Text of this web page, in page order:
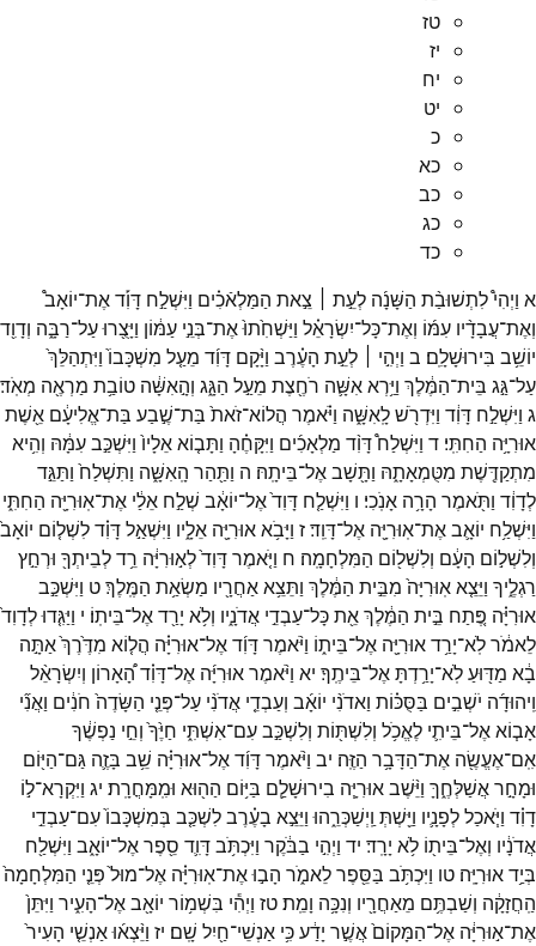
טז
יז
יח
יט
כ
כא
כב
כג
כד
א וַיְהִי֩לִתְשׁוּבַ֨ת הַשָּׁנָ֜ה לְעֵ֣ת ׀ צֵ֣את הַמַּלְאֿכִ֗ים וַיִּשְׁלַ֣ח דָּוִ֡דאֶת־יוֹאָב֩
וְאֶת־עֲבָדָ֨יו עִמּ֜וֹ וְאֶת־כָּל־יִשְׂרָאֵ֗ל וַיַּשְׁחִ֙תוּ֙אֶת־בְּנֵ֣י עַמּ֔וֹן וַיָּצֻ֖רוּעַל־רַבָּ֑ה וְדָוִ֖ד
יוֹשֵׁ֥ב בִּירוּשָׁלִָֽם׃ ב וַיְהִ֣י ׀ לְעֵ֣ת הָעֶ֗רֶב וַיָּ֨קָם דָּוִ֜ד מֵעַ֤ל מִשְׁכָּבוֹ֙ וַיִּתְהַלֵּךְ֙
עַל־גַּ֣ג בֵּית־הַמֶּ֔לֶךְ וַיַּ֥רְאאִשָּׁ֛ה רֹחֶ֖צֶת מֵעַ֣ל הַגָּ֑ג וְהָ֣אִשָּׁ֔ה טוֹבַ֥ת מַרְאֶ֖ה מְאֹֽד׃
ג וַיִּשְׁלַ֣ח דָּוִ֔ד וַיִּדְרֹ֖שׁלָֽאִשָּׁ֑ה וַיֹּ֗אמֶר הֲלוֹא־זֹאת֙ בַּת־שֶׁ֣בַע בַּת־אֱלִיעָ֔ם אֵ֖שֶׁת
אוּרִיָּ֥ה הַחִתִּֽי׃ ד וַיִּשְׁלַח֩דָּוִ֨ד מַלְאָכִ֜ים וַיִּקָּחֶ֗הָ וַתָּב֤וֹאאֵלָיו֙ וַיִּשְׁכַּ֣בעִמָּ֔הּ וְהִ֥יא
מִתְקַדֶּ֖שֶׁת מִטֻּמְאָתָ֑הּ וַתָּ֖שָׁבאֶל־בֵּיתָֽהּ׃ ה וַתַּ֖הַר הָֽאִשָּׁ֑ה וַתִּשְׁלַח֙ וַתַּגֵּ֣ד
לְדָוִ֔ד וַתֹּ֖אמֶר הָרָ֥ה אָנֹֽכִי׃ ו וַיִּשְׁלַ֤ח דָּוִד֙אֶל־יוֹאָ֔ב שְׁלַ֣ח אֵלַ֔י אֶת־אֽוּרִיָּ֖ה הַחִתִּ֑י
וַיִּשְׁלַ֥ח יוֹאָ֛באֶת־אֽוּרִיָּ֖ה אֶל־דָּוִֽד׃ז וַיָּבֹ֥אאוּרִיָּ֖ה אֵלָ֑יו וַיִּשְׁאַ֣לדָּוִ֗דלִשְׁל֤וֹם יוֹאָב֙
וְלִשְׁל֣וֹם הָעָ֔ם וְלִשְׁל֖וֹם הַמִּלְחָמָֽה׃ ח וַיֹּ֤אמֶרדָּוִד֙לְא֣וּרִיָּ֔ה רֵ֥דלְבֵיתְךָ֖ וּרְחַ֣ץ
רַגְלֶ֑יךָ וַיֵּצֵ֤אאֽוּרִיָּה֙ מִבֵּ֣ית הַמֶּ֔לֶךְ וַתֵּצֵ֥אאַחֲרָ֖יו מַשְׂאַ֥ת הַמֶּֽלֶךְ׃ט וַיִּשְׁכַּ֣ב
אוּרִיָּ֗ה פֶּ֚תַח בֵּ֣ית הַמֶּ֔לֶךְאֵ֖תכָּל־עַבְדֵ֣י אֲדֹנָ֑יו וְלֹ֥א יָרַ֖דאֶל־בֵּיתֽוֹ׃ י וַיַּגִּ֤דוּלְדָוִד֙
לֵאמֹ֔רלֹֽא־יָרַ֥דאוּרִיָּ֖ה אֶל־בֵּית֑וֹ וַיֹּ֨אמֶרדָּוִ֜דאֶל־אוּרִיָּ֗ה הֲל֤וֹא מִדֶּ֙רֶךְ֙אַתָּ֣ה
בָ֔א מַדּ֖וּעַלֹֽא־יָרַ֥דְתָּאֶל־בֵּיתֶֽךָ׃ יא וַיֹּ֨אמֶראוּרִיָּ֜ה אֶל־דָּוִ֗דהָ֠אָרוֹן וְיִשְׂרָאֵ֨ל
וִֽיהוּדָ֜ה יֹשְׁבִ֣ים בַּסֻּכּ֗וֹת וַאדֹנִ֨י יוֹאָ֜ב וְעַבְדֵ֤י אֲדֹנִ֨י עַל־פְּנֵ֤י הַשָּׂדֶה֙ חֹנִ֔ים וַאֲנִ֞י
אָב֧וֹאאֶל־בֵּיתִ֛י לֶאֱכֹ֥ל וְלִשְׁתּ֖וֹת וְלִשְׁכַּ֣בעִם־אִשְׁתִּ֑י חַיֶּ֙ךָ֙ וְחֵ֣י נַפְשֶׁ֔ךָ
אִֽם־אֶעֱשֶׂ֖ה אֶת־הַדָּבָ֥ר הַזֶּֽה׃ יב וַיֹּ֨אמֶרדָּוִ֜דאֶל־אוּרִיָּ֗ה שֵׁ֥ב בָּזֶ֛ה גַּם־הַיּ֖וֹם
וּמָחָ֣ראֲשַׁלְּחֶ֑ךָּ וַיֵּ֨שֶׁבאוּרִיָּ֧ה בִירוּשָׁלִַ֛ם בַּיּ֥וֹם הַה֖וּא וּמִֽמָּחֳרָֽת׃ יג וַיִּקְרָא־ל֣וֹ
דָוִ֗ד וַיֹּ֧אכַללְפָנָ֛יו וַיֵּ֖שְׁתְּ וַֽיְשַׁכְּרֵ֑הוּ וַיֵּצֵ֣א בָעֶ֗רֶבלִשְׁכַּ֤ב בְּמִשְׁכָּבוֹ֙עִם־עַבְדֵ֣י
אֲדֹנָ֔יו וְאֶל־בֵּית֖וֹ לֹ֥א יָרָֽד׃ יד וַיְהִ֣י בַבֹּ֔קֶר וַיִּכְתֹּ֥בדָּוִ֛ד סֵ֖פֶראֶל־יוֹאָ֑ב וַיִּשְׁלַ֖ח
בְּיַ֥דאוּרִיָּֽה׃ טו וַיִּכְתֹּ֥ב בַּסֵּ֖פֶרלֵאמֹ֑ר הָב֣וּאֶת־אֽוּרִיָּ֗ה אֶל־מוּל֙ פְּנֵ֤י הַמִּלְחָמָה֙
הַֽחֲזָקָ֔ה וְשַׁבְתֶּ֥ם מֵאַחֲרָ֖יו וְנִכָּ֥ה וָמֵֽת׃טז וַיְהִ֕י בִּשְׁמ֥וֹר יוֹאָ֖באֶל־הָעִ֑יר וַיִּתֵּן֙
אֶת־א֣וּרִיָּ֔ה אֶל־הַמָּקוֹם֙אֲשֶׁ֣ר יָדַ֔עכִּ֥י אַנְשֵׁי־חַ֖יִל שָֽׁם׃ יז וַיֵּ֨צְא֜וּאַנְשֵׁ֤י הָעִיר֙